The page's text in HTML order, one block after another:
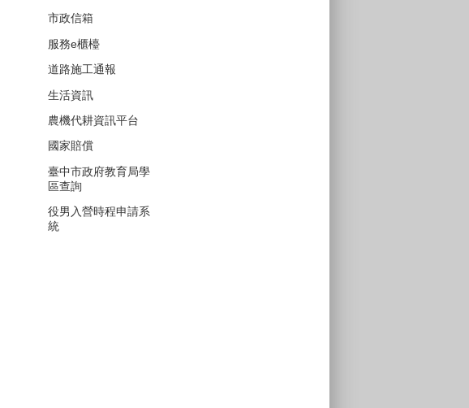
市政信箱
服務e櫃檯
道路施工通報
生活資訊
農機代耕資訊平台
國家賠償
臺中市政府教育局學
區查詢
役男入營時程申請系
統